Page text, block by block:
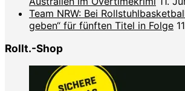
Team NRW: Bei
geben“ für fünften Titel in Folge
Rollt.-Shop